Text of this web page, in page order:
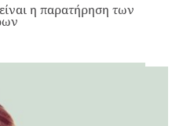
η παρατήρηση των